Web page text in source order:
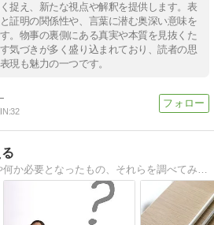
捉え、新たな視点や解釈を提供します。表
証明の関係性や、言葉に潜む奥深い意味を
。物事の裏側にある真実や本質を見抜くた
気づきが多く盛り込まれており、読者の思
現も魅力の一つです。
32